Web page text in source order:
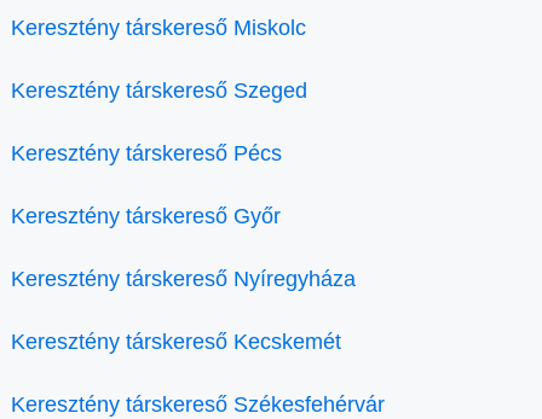
Keresztény társkereső Miskolc
Keresztény társkereső Szeged
Keresztény társkereső Pécs
Keresztény társkereső Győr
Keresztény társkereső Nyíregyháza
Keresztény társkereső Kecskemét
Keresztény társkereső Székesfehérvár